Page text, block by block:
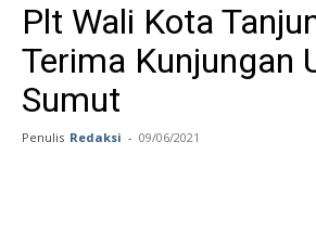
Plt Wali Kota
Terima Kunjungan
Sumut
Penulis Redaksi - 09/06/2021